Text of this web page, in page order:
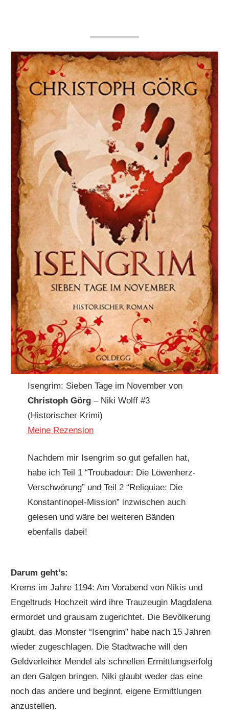
Isengrim: Sieben Tage im November von
Christoph Görg– Niki Wolff #3
(Historischer Krimi)
Meine Rezension
Nachdem mir Isengrim so gut gefallen hat,
habe ich Teil 1 “Troubadour: Die Löwenherz-
Verschwörung” und Teil 2 “Reliquiae: Die
Konstantinopel-Mission” inzwischen auch
gelesen und wäre bei weiteren Bänden
ebenfalls dabei!
Darum geht’s:
Krems im Jahre 1194: Am Vorabend von Nikis und
Engeltruds Hochzeit wird ihre Trauzeugin Magdalena
ermordet und grausam zugerichtet. Die Bevölkerung
glaubt, das Monster “Isengrim” habe nach 15 Jahren
wieder zugeschlagen. Die Stadtwache will den
Geldverleiher Mendel als schnellen Ermittlungserfolg
an den Galgen bringen. Niki glaubt weder das eine
noch das andere und beginnt, eigene Ermittlungen
anzustellen.